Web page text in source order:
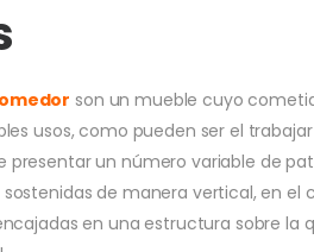
son un mueble cuyo
usos, como pueden ser el
presentar un número variable de
de manera vertical, en
en una estructura sobre